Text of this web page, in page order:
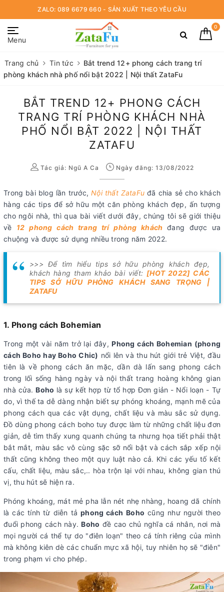
ZALO: 089 6679 660 - SẢN XUẤT THEO YÊU CẦU
Menu
0
Trang chủ Tin tức
Bắt trend 12+ phong cách trang trí
phòng khách nhà phố nổi bật 2022 | Nội thất ZataFu
BẮT TREND 12+ PHONG CÁCH
TRANG TRÍ PHÒNG KHÁCH NHÀ
PHỐ NỔI BẬT 2022 | NỘI THẤT
ZATAFU
Tác giả: Ngũ A Ca Ngày đăng: 13/08/2022
Trong bài blog lần trước,Nội thất ZataFu đã chia sẻ cho khách
hàng các tips để sở hữu một căn phòng khách đẹp, ấn tượng
cho ngôi nhà, thì qua bài viết dưới đây, chúng tôi sẽ giới thiệu
về 12 phong cách trang trí phòng khách đang được ưa
chuộng và được sử dụng nhiều trong năm 2022.
>>> Để tìm hiểu tips sở hữu phòng khách đẹp,
khách hàng tham khảo bài viết: [HOT 2022] CÁC
TIPS SỞ HỮU PHÒNG KHÁCH SANG TRỌNG |
ZATAFU
1. Phong cách Bohemian
Trong một vài năm trở lại đây,Phong cách Bohemian (phong
cách Boho hay Boho Chic) nổi lên và thu hút giới trẻ Việt, đầu
tiên là về phong cách ăn mặc, dần dà lấn sang phong cách
trong lối sống hàng ngày và nội thất trang hoàng không gian
nhà cửa.Boho là sự kết hợp từ tổ hợp Đơn giản - Nổi loạn - Tự
do, vì thế ta dễ dàng nhận biết sự phóng khoáng, mạnh mẽ của
phong cách qua các vật dụng, chất liệu và màu sắc sử dụng.
Đồ dùng phong cách boho tuy được làm từ những chất liệu đơn
giản, dễ tìm thấy xung quanh chúng ta nhưng họa tiết phải thật
bắt mắt, màu sắc vô cùng sặc sỡ nổi bật và cách sắp xếp nội
thất cũng không theo một quy luật nào cả. Khi các yếu tố kết
cấu, chất liệu, màu sắc,.. hòa trộn lại với nhau, không gian thú
vị, thu hút sẽ hiện ra.
Phóng khoáng, mát mẻ pha lẫn nét nhẹ nhàng, hoang dã chính
là các tính từ diễn tả phong cách Boho cũng như người theo
đuổi phong cách này.Boho đề cao chủ nghĩa cá nhân, nơi mà
mọi người cá thể tự do "điên loạn" theo cá tính riêng của mình
mà không kiên dè các chuẩn mực xã hội, tuy nhiên họ sẽ "điên"
trong phạm vi cho phép.